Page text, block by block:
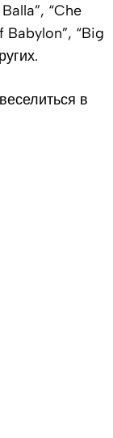
“Che
Babylon”, “Big
в